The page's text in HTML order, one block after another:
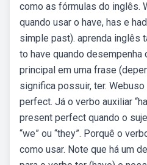
como as fórmulas do inglês.
quando usar o have, has e
simple past). aprenda inglês
to have quando desempenha
principal em uma frase
significa possuir, ter.
perfect. Já o verbo auxiliar
present perfect quando o
“we” ou “they”. Porquê o
como usar. Note que há um